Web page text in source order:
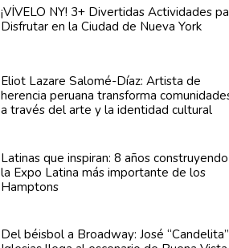
¡VÍVELO NY! 3+ DivertidasActividades
Disfrutar en la Ciudad de Nueva York
Eliot LazareSalomé-Díaz: Artista de
herencia peruana transforma
a través del arte y la identidad cultural
Latinas que inspiran: 8 añosconstruyendo
la Expo Latina más importante de los
Hamptons
Del béisbol a Broadway: José“Candelita”